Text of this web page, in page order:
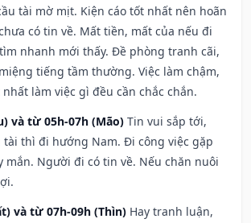
tài mờ mịt. Kiện cáo tốt nhất nên hoãn
có tin về. Mất tiền, mất của nếu đi
nhanh mới thấy. Đề phòng tranh cãi,
tiếng tầm thường. Việc làm chậm,
làm việc gì đều cần chắc chắn.
và từ 05h-07h (Mão) Tin vui sắp tới,
tài thì đi hướng Nam. Đi công việc gặp
mắn. Người đi có tin về. Nếu chăn nuôi
và từ 07h-09h (Thìn) Hay tranh luận,